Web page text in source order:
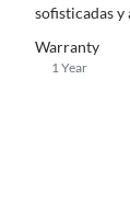
sofisticadas
Warranty
1 Year